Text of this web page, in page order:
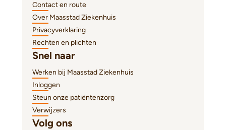
Contact en route
Over Maasstad Ziekenhuis
Privacyverklaring
Rechten en plichten
Snel naar
Werken bij Maasstad Ziekenhuis
Inloggen
Steun onze patiëntenzorg
Verwijzers
Volg ons